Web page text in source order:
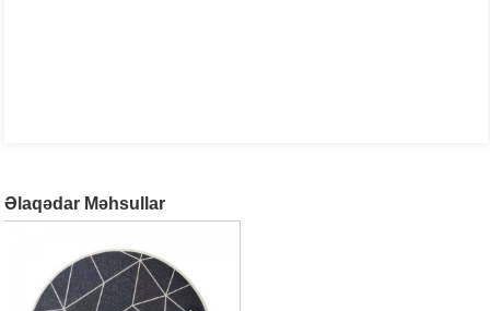
Əlaqədar Məhsullar